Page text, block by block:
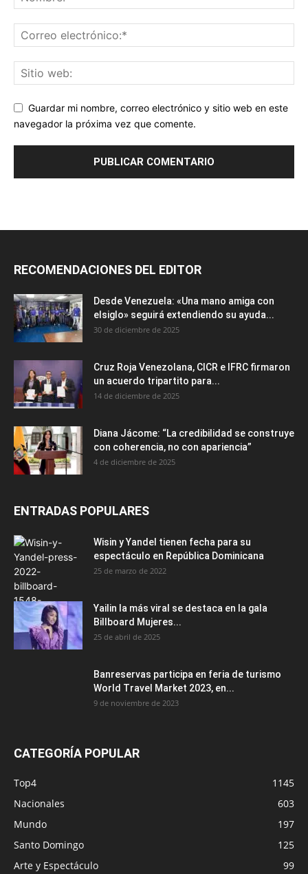
Guardar mi nombre, correo electrónico y sitio web en este
navegador la próxima vez que comente.
RECOMENDACIONES DEL EDITOR
Desde Venezuela: «Una mano amiga con
elsiglo» seguirá extendiendo su ayuda...
30 de diciembre de 2025
Cruz Roja Venezolana, CICR e IFRC firmaron
un acuerdo tripartito para...
14 de diciembre de 2025
Diana Jácome: “La credibilidad se construye
con coherencia, no con apariencia”
4 de diciembre de 2025
ENTRADAS POPULARES
Wisin y Yandel tienen fecha para su
espectáculo en República Dominicana
25 de marzo de 2022
Yailin la más viral se destaca en la gala
Billboard Mujeres...
25 de abril de 2025
Banreservas participa en feria de turismo
World Travel Market 2023, en...
9 de noviembre de 2023
CATEGORÍA POPULAR
Top4
1145
Nacionales
603
Mundo
197
Santo Domingo
125
Arte y Espectáculo
99